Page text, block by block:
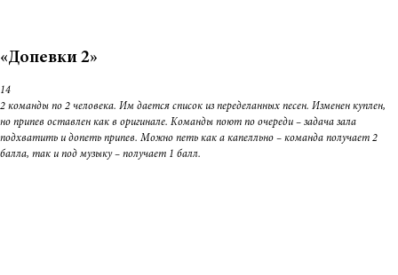
«Допевки 2»
14
2 команды по 2 человека. Им дается список из переделанных песен. Изменен куплен,
но припев оставлен как в оригинале. Команды поют по очереди – задача зала
подхватить и допеть припев. Можно петь как а капелльно – команда получает 2
балла, так и под музыку – получает 1 балл.